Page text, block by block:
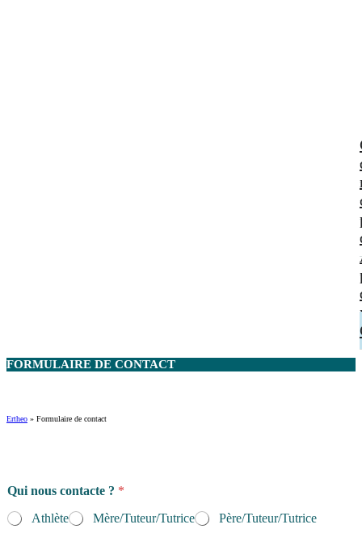
FORMULAIRE DE CONTACT
Ertheo » Formulaire de contact
p
é
c
Qui nous contacte ? *
Athlète
Mère/Tuteur/Tutrice Père/Tuteur/Tutrice